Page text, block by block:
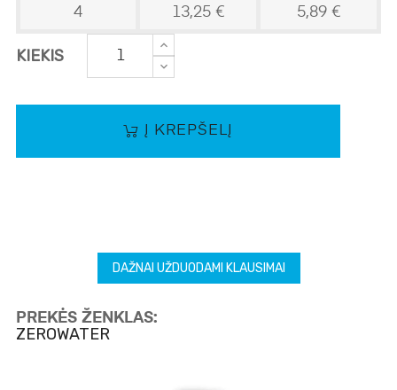
4 13,25 € 5,89 €
KIEKIS
Į KREPŠELĮ
DAŽNAI UŽDUODAMI KLAUSIMAI
PREKĖS ŽENKLAS:
ZEROWATER